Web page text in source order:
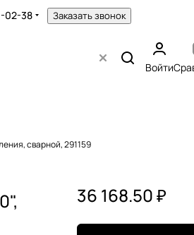
02-38 Заказать звонок
Войти
сварной, 291159
36 168.50 ₽